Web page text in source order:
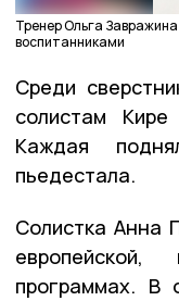
Тренер Ольга
воспитанниками
Среди
солистам
Каждая
пьедестала.
Солистка Анна
программах. В